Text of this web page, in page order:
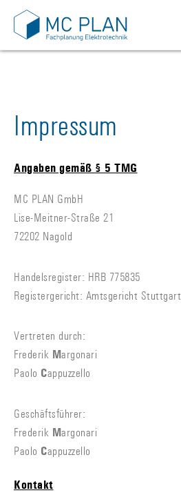
springen
Impressum
Angaben gemäß § 5 TMG
MC PLAN GmbH
Lise-Meitner-Straße 21
72202 Nagold
Handelsregister: HRB 775835
Registergericht: Amtsgericht Stuttgart
Vertreten durch:
Frederik Margonari
Paolo Cappuzzello
Geschäftsführer:
Frederik Margonari
Paolo Cappuzzello
Kontakt